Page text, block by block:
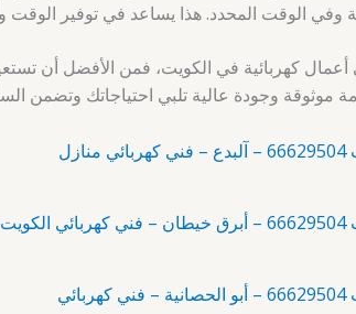
وفي الوقت المحدد. هذا يساعد في توفير الوقت
أعمال كهربائية في الكويت، فمن الأفضل أن
وجودة عالية تلبي احتياجاتك وتضمن